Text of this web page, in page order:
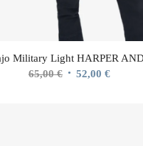
Military Light HARPER
65,00€ El 52,00 €El